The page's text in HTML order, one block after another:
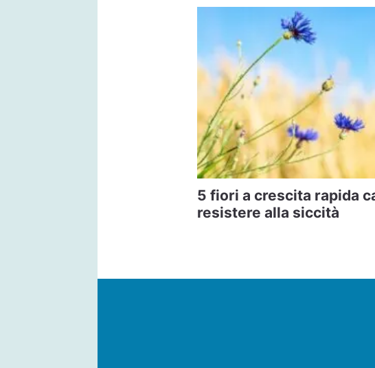
5 fiori a crescita rapida
resistere alla siccità